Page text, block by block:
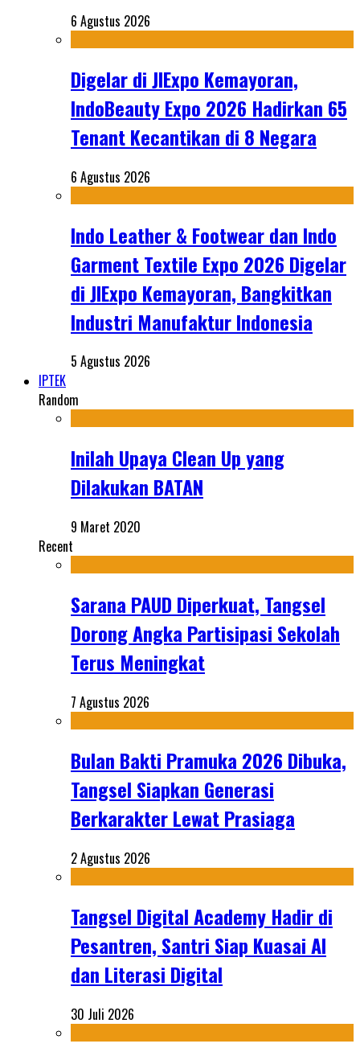
6 Agustus 2026
Digelar di JIExpo Kemayoran,
IndoBeauty Expo 2026 Hadirkan 65
Tenant Kecantikan di 8 Negara
6 Agustus 2026
Indo Leather & Footwear dan Indo
Garment Textile Expo 2026 Digelar
di JIExpo Kemayoran, Bangkitkan
Industri Manufaktur Indonesia
5 Agustus 2026
IPTEK
Random
Inilah Upaya Clean Up yang
Dilakukan BATAN
9 Maret 2020
Recent
Sarana PAUD Diperkuat, Tangsel
Dorong Angka Partisipasi Sekolah
Terus Meningkat
7 Agustus 2026
Bulan Bakti Pramuka 2026 Dibuka,
Tangsel Siapkan Generasi
Berkarakter Lewat Prasiaga
2 Agustus 2026
Tangsel Digital Academy Hadir di
Pesantren, Santri Siap Kuasai AI
dan Literasi Digital
30 Juli 2026